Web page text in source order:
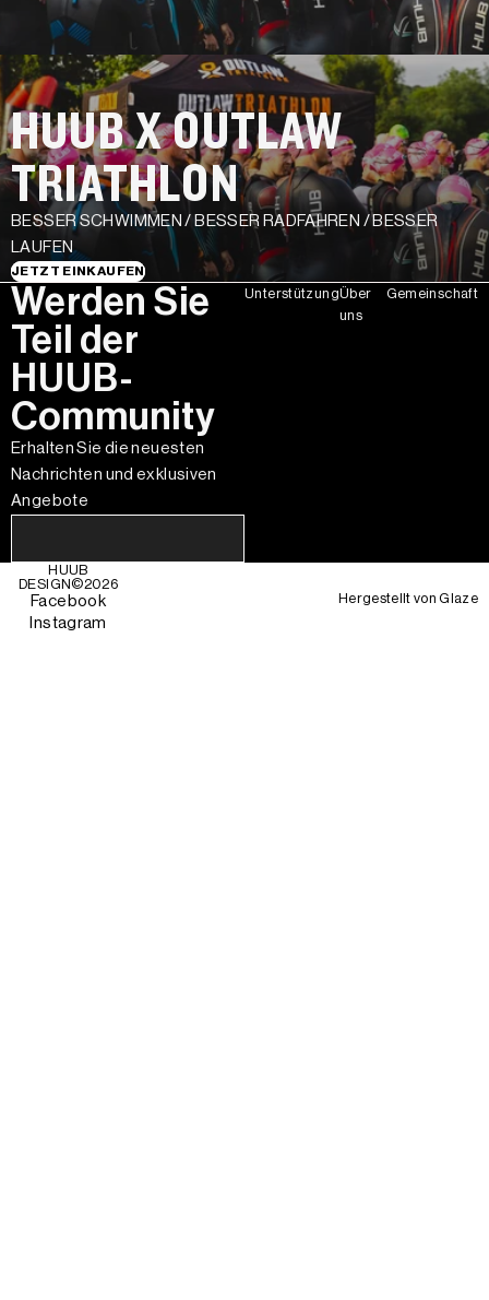
HUUB X OUTLAW
TRIATHLON
BESSER SCHWIMMEN / BESSER RADFAHREN / BESSER
LAUFEN
JETZT EINKAUFEN
Werden Sie
Teil der
HUUB-
Community
Erhalten Sie die neuesten
Nachrichten und exklusiven
Angebote
UnterstützungÜber
uns
Gemeinschaft
HUUB
DESIGN©2026
Facebook
Instagram
Hergestellt vonGlaze